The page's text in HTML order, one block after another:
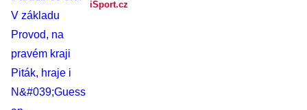
iSport.cz